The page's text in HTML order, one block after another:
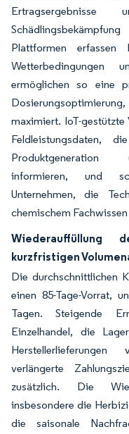
Plattformen erfassen
Wetterbedingungen
ermöglichen so eine
maximiert. IoT-
Feldleistungsdaten,
Produktgeneration
informieren, und
Unternehmen, die
chemischem
Wiederauffüllung
kurzfristigen
Die durchschnittlichen
einen 85-Tage-Vorrat,
Tagen. Steigende
Einzelhandel, die
verlängerte
zusätzlich. Die
insbesondere die
die saisonale